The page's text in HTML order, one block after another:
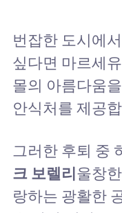
번잡한 도시에
싶다면 마르세
몰의 아름다움
안식처를 제공
그러한 후퇴 중
크 보렐리 울창
랑하는 광활한